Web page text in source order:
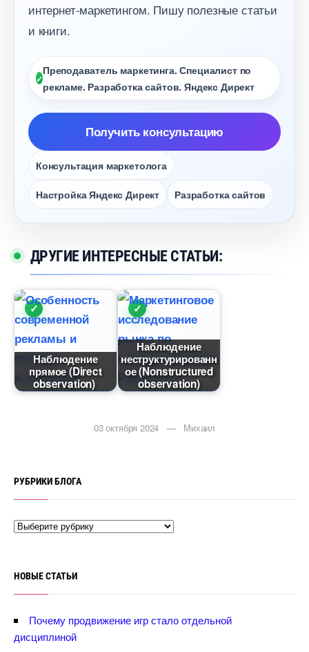
интернет-маркетингом. Пишу полезные статьи
и книги.
Преподаватель маркетинга. Специалист по
рекламе. Разработка сайтов. Яндекс Директ
Получить консультацию
Консультация маркетолога
Настройка Яндекс Директ Разработка сайто
ДРУГИЕ ИНТЕРЕСНЫЕ СТАТЬИ:
Наблюдение
прямое (Direct
observation)
Наблюдение
неструктурированн
ое (Nonstructured
observation)
03 октября 2024 — Михаил
РУБРИКИ БЛОГА
НОВЫЕ СТАТЬИ
Почему продвижение игр стало отдельной
дисциплиной